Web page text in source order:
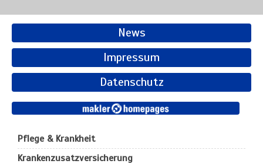
News
Impressum
Datenschutz
Pflege & Krankheit
Krankenzusatzversicherung